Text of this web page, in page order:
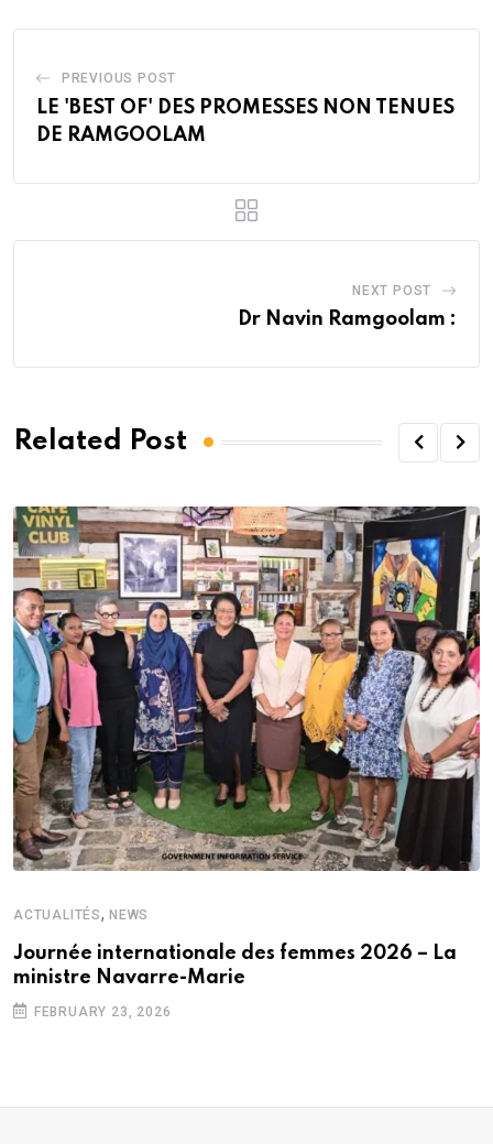
PREVIOUS POST
LE 'BEST OF' DES PROMESSES NON TENUES
DE RAMGOOLAM
NEXT POST
Dr Navin Ramgoolam :
Related Post
ACTUALITÉS, NEWS
Journée internationale des femmes 2026 – La
ministre Navarre-Marie
FEBRUARY 23, 2026